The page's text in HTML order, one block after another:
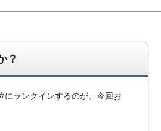
？
にランクインするのが、今回お